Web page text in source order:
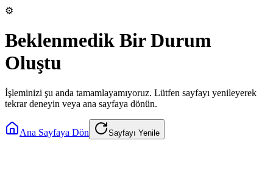
⚙️
Beklenmedik Bir Durum
Oluştu
İşleminizi şu anda tamamlayamıyoruz. Lütfen sayfayı yenileyerek
tekrar deneyin veya ana sayfaya dönün.
Ana Sayfaya Dön Sayfayı Yenile